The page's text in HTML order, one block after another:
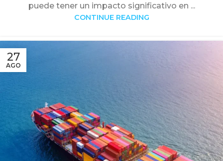
puede tener un impacto significativo en ...
CONTINUE READING
27
AGO